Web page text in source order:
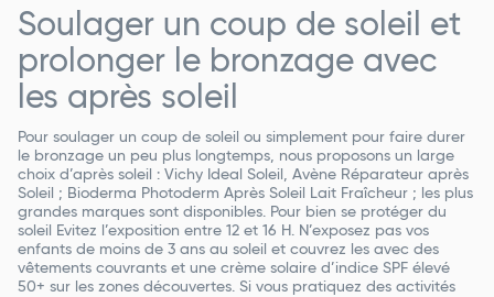
Soulager un coup de soleil et
prolonger le bronzage avec
les après soleil
Pour soulager un coup de soleil ou simplement pour faire durer
le bronzage un peu plus longtemps, nous proposons un large
choix d’après soleil : Vichy Ideal Soleil, Avène Réparateur après
Soleil ; Bioderma Photoderm Après Soleil Lait Fraîcheur ; les plus
grandes marques sont disponibles. Pour bien se protéger du
soleil Evitez l’exposition entre 12 et 16 H. N’exposez pas vos
enfants de moins de 3 ans au soleil et couvrez les avec des
vêtements couvrants et une crème solaire d’indice SPF élevé
50+ sur les zones découvertes. Si vous pratiquez des activités